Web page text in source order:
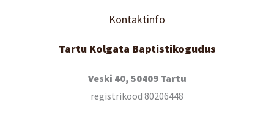
Kontaktinfo
Tartu Kolgata Baptistikogudus
Veski 40, 50409 Tartu
registrikood 80206448